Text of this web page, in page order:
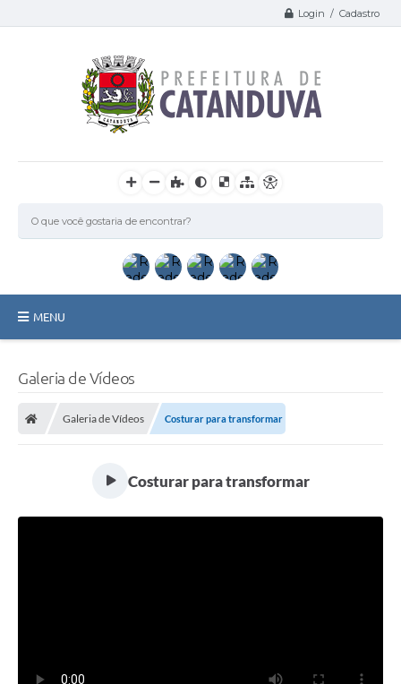
Login / Cadastro
MENU
Arquivos para Download
Galeria de Vídeos
Galeria de Vídeos Costurar para transformar
Costurar para transformar